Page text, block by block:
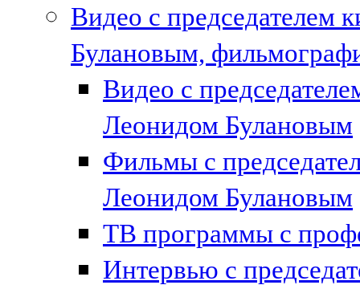
Видео с председателем
Булановым,
Видео с
Леонидом Булановым
Фильмы с
Леонидом Булановым
ТВ программы с
Интервью с